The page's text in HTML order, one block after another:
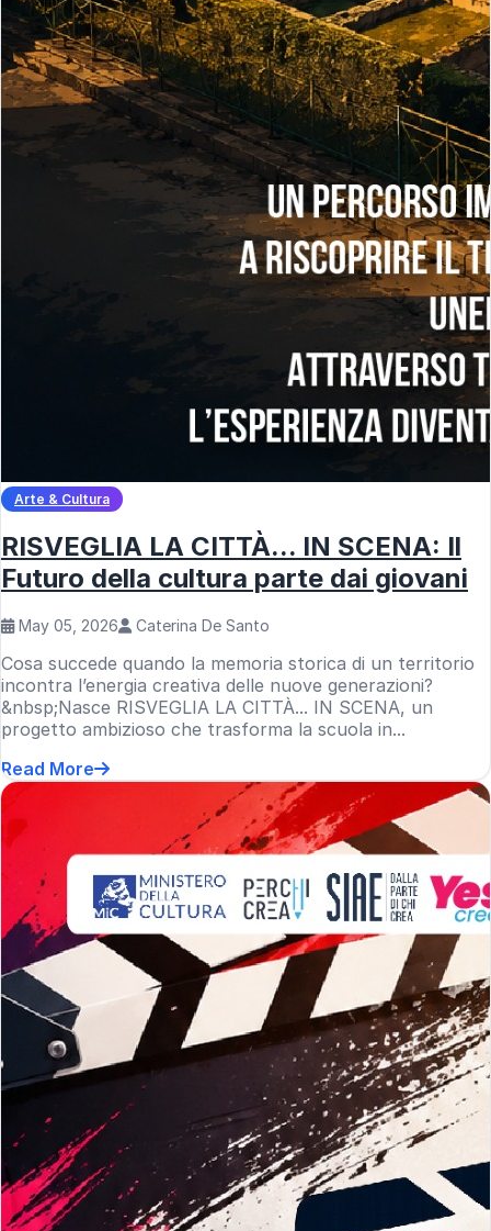
Arte & Cultura
RISVEGLIA LA CITTÀ... IN SCENA: Il
Futuro della cultura parte dai giovani
May 05, 2026 Caterina De Santo
Cosa succede quando la memoria storica di un territorio
incontra l’energia creativa delle nuove generazioni?
&nbsp;Nasce RISVEGLIA LA CITTÀ... IN SCENA, un
progetto ambizioso che trasforma la scuola in...
Read More